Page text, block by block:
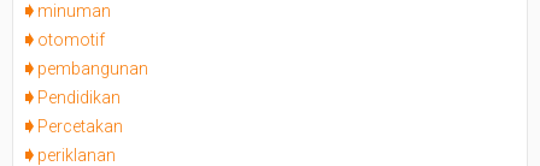
minuman
otomotif
pembangunan
Pendidikan
Percetakan
periklanan